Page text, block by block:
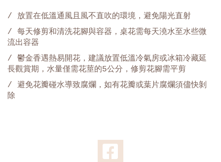
/ 放置在低溫通風且風不直吹的環境，避免陽光直射
/ 每天修剪和清洗花腳與容器，桌花需每天澆水至水些微
流出容器
/ 鬱金香遇熱易開花，建議放置低溫冷氣房或冰箱冷藏延
長觀賞期，水量僅需花莖的5公分，修剪花腳需平剪
/ 避免花瓣碰水導致腐爛，如有花瓣或葉片腐爛須儘快剝
除